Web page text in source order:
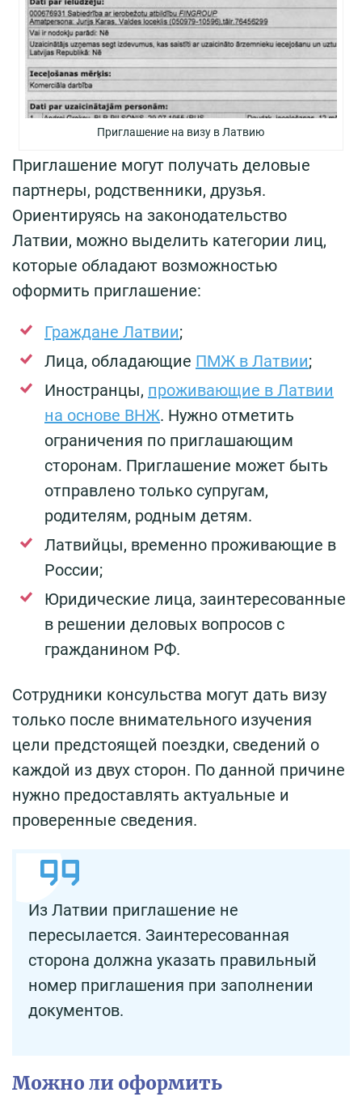
Приглашение на визу в Латвию
Приглашение могут получать деловые
партнеры, родственники, друзья.
Ориентируясь на законодательство
Латвии, можно выделить категории лиц,
которые обладают возможностью
оформить приглашение:
Граждане Латвии;
Лица, обладающие ПМЖ в Латвии;
Иностранцы, проживающие в Латвии
на основе ВНЖ. Нужно отметить
ограничения по приглашающим
сторонам. Приглашение может быть
отправлено только супругам,
родителям, родным детям.
Латвийцы, временно проживающие в
России;
Юридические лица, заинтересованные
в решении деловых вопросов с
гражданином РФ.
Сотрудники консульства могут дать визу
только после внимательного изучения
цели предстоящей поездки, сведений о
каждой из двух сторон. По данной причине
нужно предоставлять актуальные и
проверенные сведения.
Из Латвии приглашение не
пересылается. Заинтересованная
сторона должна указать правильный
номер приглашения при заполнении
документов.
Можно ли оформить